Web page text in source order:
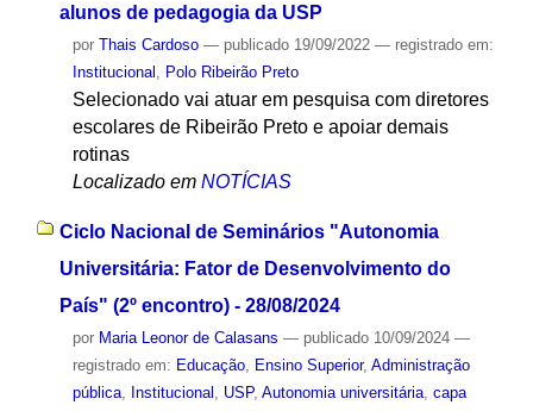
alunos de pedagogia da USP
por Thais Cardoso — publicado19/09/2022 — registrado em:
Institucional
Polo Ribeirão Preto
Selecionado vai atuar em pesquisa com diretores
escolares de Ribeirão Preto e apoiar demais
rotinas
Localizado em NOTÍCIAS
Ciclo Nacional de Seminários "Autonomia
Universitária: Fator de Desenvolvimento do
País" (2º encontro) - 28/08/2024
por Maria Leonor de Calasans — publicado10/09/2024 —
registrado em: Educação, Ensino Superior, Administração
pública, Institucional , USP, Autonomia universitária, capa